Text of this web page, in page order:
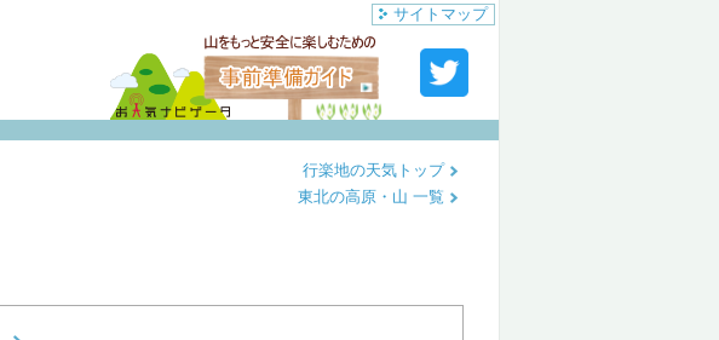
サイトマップ
行楽地の天気トップ
東北の高原・山 一覧